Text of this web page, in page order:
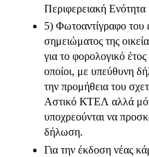
Περιφερειακή
5) Φωτοαντίγραφο του
σημειώματος της
για το φορολογικό
οποίοι, με υπεύθυνη
την προμήθεια του
Αστικό ΚΤΕΛ αλλά
υποχρεούνται να
δήλωση.
Για την έκδοση νέας